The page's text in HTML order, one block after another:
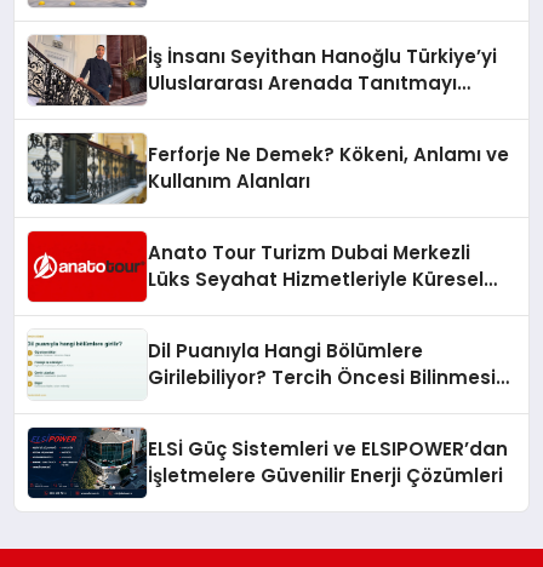
İş İnsanı Seyithan Hanoğlu Türkiye’yi
Uluslararası Arenada Tanıtmayı
Ferforje Ne Demek? Kökeni, Anlamı ve
Kullanım Alanları
Anato Tour Turizm Dubai Merkezli
Lüks Seyahat Hizmetleriyle Küresel
Dil Puanıyla Hangi Bölümlere
Girilebiliyor? Tercih Öncesi Bilinmesi
ELSİ Güç Sistemleri ve ELSIPOWER’dan
İşletmelere Güvenilir Enerji Çözümleri